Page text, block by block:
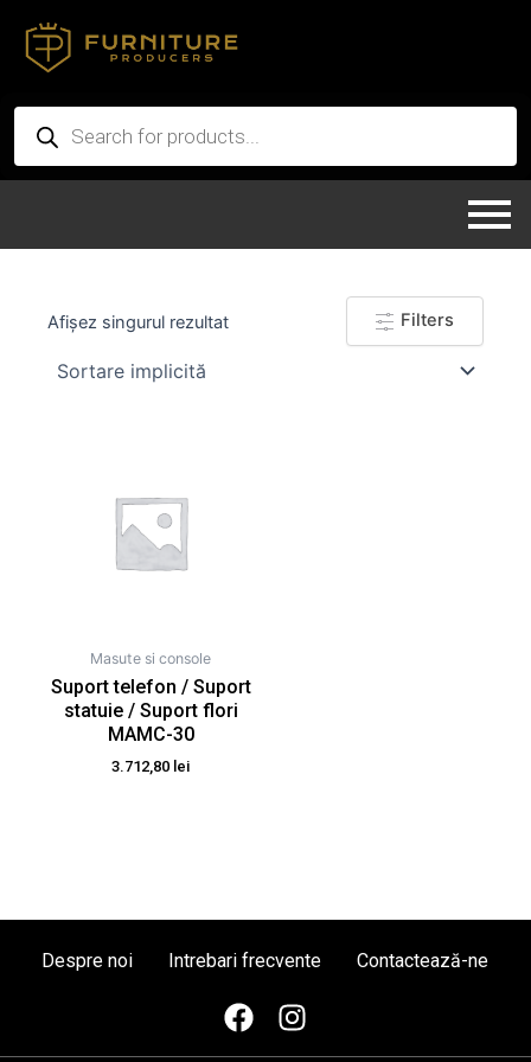
content
Products
search
Filters
Afișez singurul rezultat
Masute si console
Suport telefon / Suport
statuie / Suport flori
MAMC-30
3.712,80 lei
Despre noi Intrebari frecvente Contactează-ne
F
I